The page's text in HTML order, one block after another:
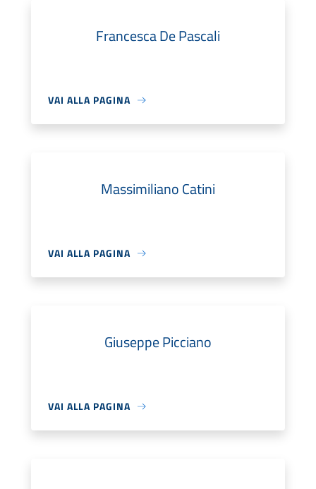
Francesca De Pascali
VAI ALLA PAGINA
Massimiliano Catini
VAI ALLA PAGINA
Giuseppe Picciano
VAI ALLA PAGINA